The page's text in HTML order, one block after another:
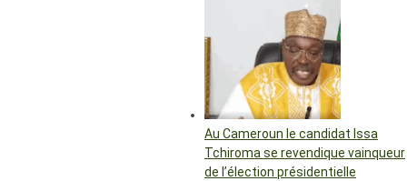
Au Cameroun le candidat Issa
Tchiroma se revendique vainqueur
de l’élection présidentielle